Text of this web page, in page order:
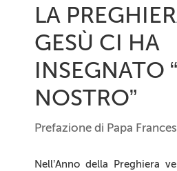
LA
GESÙ CI HA
INSEGNATO
NOSTRO”
Prefazione di Papa
Nell’Anno della Preghiera